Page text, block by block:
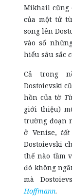
Mikhail cũng
của một tử
song lên
vào số
hiểu sâu sắc
Cả trong
Dostoievski
hồn của tờ
giới thiệu)
trường đoạn
ở Venise, tất
Dostoievski
thế nào tầm
đó không
mà
Hoffmann.